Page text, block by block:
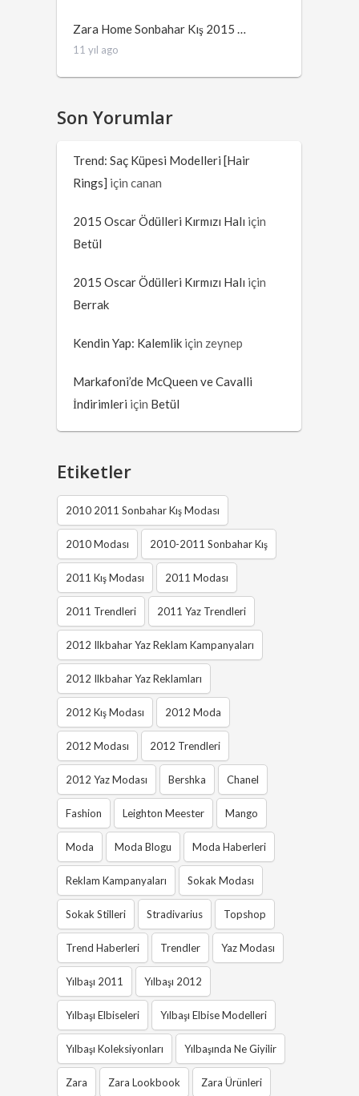
Zara Home Sonbahar Kış 2015 …
11 yıl ago
Son Yorumlar
Trend: Saç Küpesi Modelleri [Hair
Rings] içincanan
2015 Oscar Ödülleri Kırmızı Halı için
Betül
2015 Oscar Ödülleri Kırmızı Halı için
Berrak
Kendin Yap: Kalemlik için zeynep
Markafoni’de McQueen ve Cavalli
İndirimleri için Betül
Etiketler
2010 2011 Sonbahar Kış Modası
2010 Modası 2010-2011 Sonbahar Kış
2011 Kış Modası 2011 Modası
2011 Trendleri 2011 Yaz Trendleri
2012 Ilkbahar Yaz Reklam Kampanyaları
2012 Ilkbahar Yaz Reklamları
2012 Kış Modası 2012 Moda
2012 Modası 2012 Trendleri
2012 Yaz Modası Bershka Chanel
Fashion Leighton Meester Mango
Moda Moda Blogu Moda Haberleri
Reklam Kampanyaları Sokak Modası
Sokak Stilleri Stradivarius Topshop
Trend Haberleri Trendler Yaz Modası
Yılbaşı 2011 Yılbaşı 2012
Yılbaşı Elbiseleri Yılbaşı Elbise Modelleri
Yılbaşı Koleksiyonları Yılbaşında Ne Giyilir
Zara Zara Lookbook Zara Ürünleri